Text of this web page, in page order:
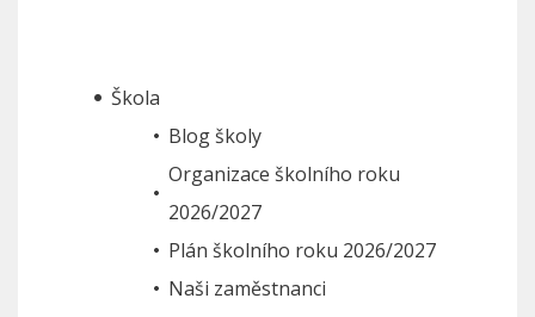
Škola
Blog školy
Organizace školního roku
2026/2027
Plán školního roku 2026/2027
Naši zaměstnanci